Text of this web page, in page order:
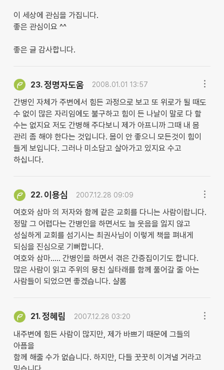
이 세상에 관심을 가집니다.
좋은 관심이요 ^^
좋은 글 감사합니다.
23.정명자도움 2008.01.01 13:57
간병인 자체가 주변에서 힘든 과정으로 보고 또 위로가 될 때도
수 없이 많은 자리임에도 불구하고 힘이 든 나날이 말로 다 할
수는 없지요 저도 간병해 주다보니 제가 아프니까 그때 내 몸
관리 좀 해야 한다는 것입니다. 몸이 안 좋으니 모든것이 힘이
들게 보입니다. 그러나 미소담고 살아가고 있지요 수고
하십니다.
22. 이용심 2007.12.28 09:09
여호와 삼마 의 저자와 함께 같은 교회를 다니는 사람이랍니다.
정말 그 어렵다는 간병인을 하면서도 늘 웃음을 잃지 않고
성실하게 교회를 섬기시는 최권사님이 이렇게 책을 펴내게
되심을 진심으로 기뻐합니다.
여호와 삼마..... 간병인을 하면서 겪은 간증집이기도 합니다.
많은 사람이 읽고 주위의 뭉친 실타래를 함께 풀어갈 줄 아는
사람들이 되었으면 좋겠습니다. 샬롬
21.정혜림 2007.12.28 03:20
내주변에 힘든 사람이 많지만, 제가 바쁘기 때문에 그들의
아픔을
함께 해줄 수가 없습니다. 하지만, 다들 꿋꿋히 이겨낼 거라고